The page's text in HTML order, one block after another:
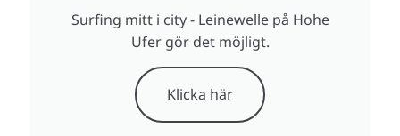
Surfing mitt i city - Leinewelle på Hohe
Ufer gör det möjligt.
Klicka här